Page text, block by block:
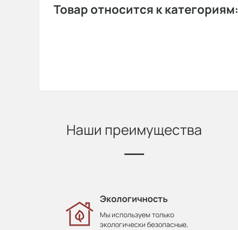
Товар относится к категориям:
Наши преимущества
Экологичность
Мы используем только
экологически безопасные,